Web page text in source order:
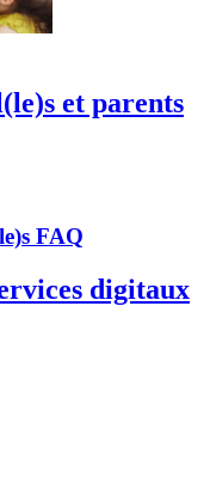
et parents
FAQ
digitaux